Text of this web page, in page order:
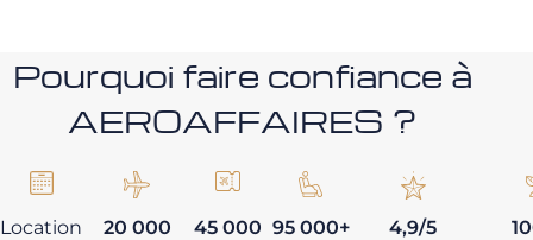
Pourquoi faire confiance à
AEROAFFAIRES ?
Location
20 000
45 000 95 000+
4,9/5